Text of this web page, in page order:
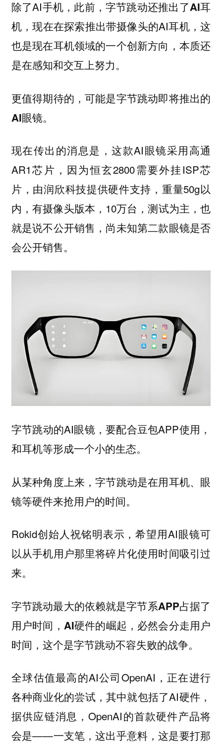
除了AI手机，此前，字节跳动还推出了AI耳
机 ，现在在探索推出带摄像头的AI耳机，这
也是现在耳机领域的一个创新方向，本质还
是在感知和交互上努力。
更值得期待的，可能是字节跳动即将推出的
AI眼镜。
现在传出的消息是，这款AI眼镜采用高通
AR1芯片，因为恒玄2800需要外挂ISP芯
片，由润欣科技提供硬件支持，重量50g以
内，有摄像头版本，10万台，测试为主，也
就是说不公开销售，尚未知第二款眼镜是否
会公开销售。
字节跳动的AI眼镜，要配合豆包APP使用，
和耳机等形成一个小的生态。
从某种角度上来，字节跳动是在用耳机、眼
镜等硬件来抢用户的时间。
Rokid创始人祝铭明表示，希望用AI眼镜可
以从手机用户那里将碎片化使用时间吸引过
来。
字节跳动最大的依赖就是字节系APP占据了
用户时间，AI硬件的崛起，必然会分走用户
时间，这个是字节跳动不容失败的战争。
全球估值最高的AI公司OpenAI，正在进行
各种商业化的尝试，其中就包括了AI硬件，
据供应链消息，OpenAI的首款硬件产品将
会是——一支笔，这出乎意料，这是要打那